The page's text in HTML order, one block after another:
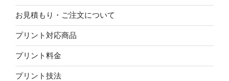
お見積もり・ご注文について
プリント対応商品
プリント料金
プリント技法